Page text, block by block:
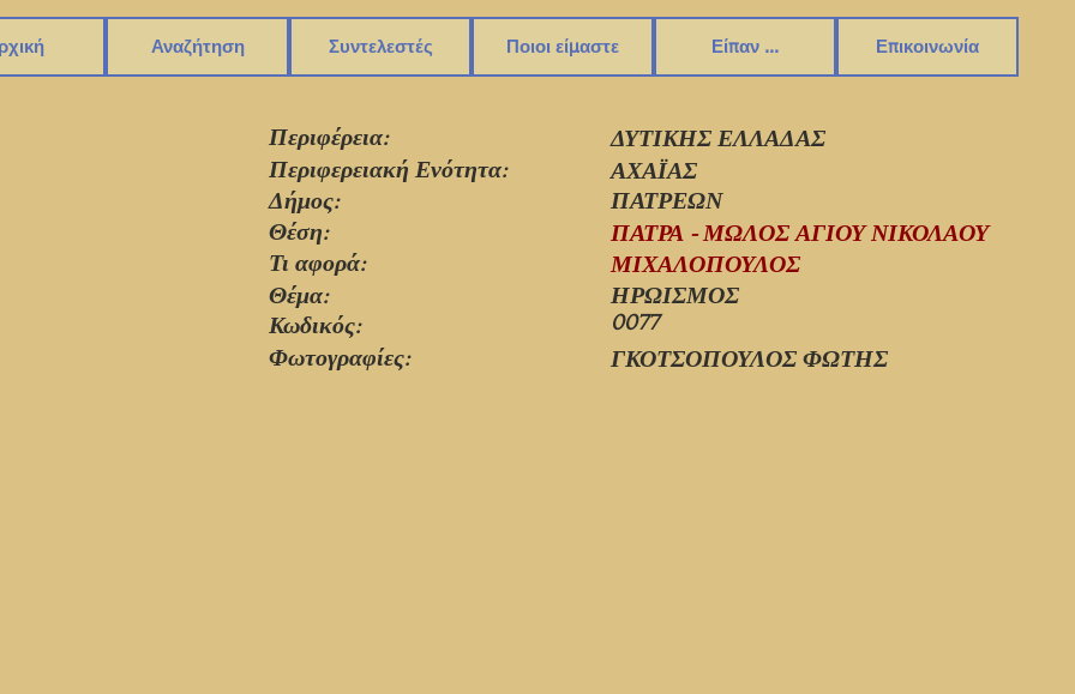
Αναζήτηση Συντελεστές Ποιοι είμαστε Είπαν ... Επικοινωνία
Περιφέρεια:
Περιφερειακή Ενότητα:
Δήμος:
Θέση:
Τι αφορά:
Θέμα:
Κωδικός:
Φωτογραφίες:
ΔΥΤΙΚΗΣ ΕΛΛΑΔΑΣ
ΑΧΑΪΑΣ
ΠΑΤΡΕΩΝ
ΠΑΤΡΑ - ΜΩΛΟΣ ΑΓΙΟΥ ΝΙΚΟΛΑΟΥ
ΜΙΧΑΛΟΠΟΥΛΟΣ
ΗΡΩΙΣΜΟΣ
0077
ΓΚΟΤΣΟΠΟΥΛΟΣ ΦΩΤΗΣ